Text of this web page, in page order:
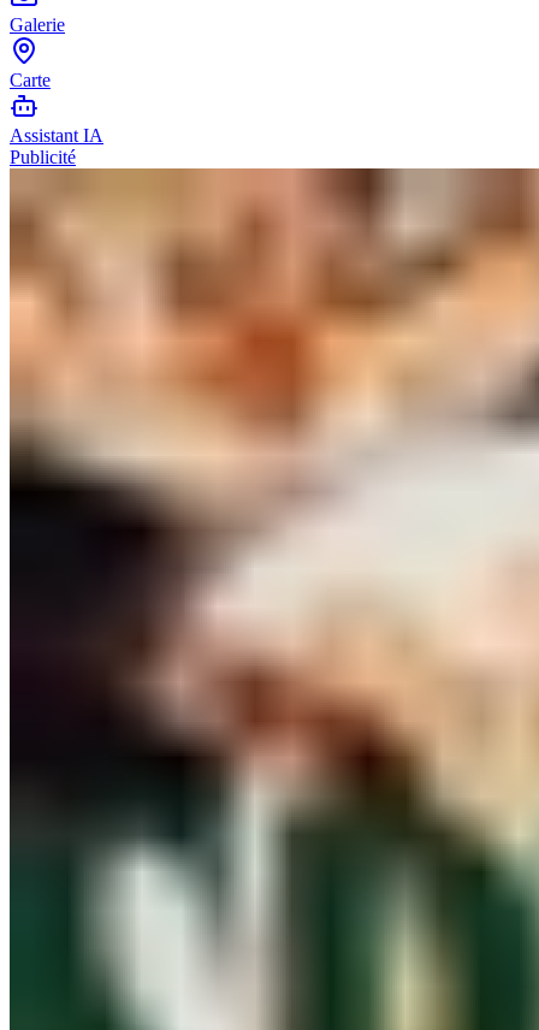
Galerie
Carte
Assistant IA
Publicité